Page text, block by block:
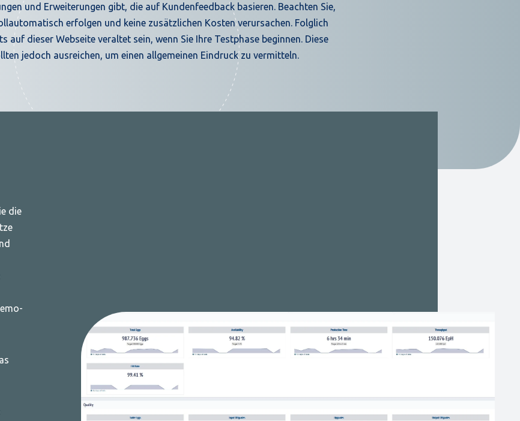
und Erweiterungen gibt, die auf Kundenfeedback basieren. Beachten Sie,
erfolgen und keine zusätzlichen Kosten verursachen. Folglich
auf dieser Webseite veraltet sein, wenn Sie Ihre Testphase beginnen. Diese
jedoch ausreichen, um einen allgemeinen Eindruck zu vermitteln.
die